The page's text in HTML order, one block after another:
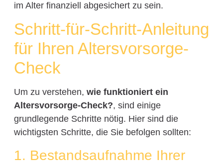
im Alter finanziell abgesichert zu sein.
Schritt-für-Schritt-Anleitung
für Ihren Altersvorsorge-
Check
Um zu verstehen, wie funktioniert ein
Altersvorsorge-Check?, sind einige
grundlegende Schritte nötig. Hier sind die
wichtigsten Schritte, die Sie befolgen sollten:
1. Bestandsaufnahme Ihrer